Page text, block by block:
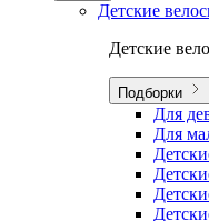
Детские
Детские
Подборки
Для
Для